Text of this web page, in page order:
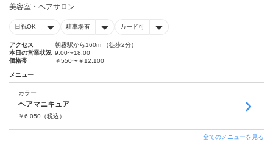
美容室・ヘアサロン
日祝OK 駐車場有 カード可
アクセス
朝霧駅から160m （徒歩2分）
本日の営業状況 9:00〜18:00
価格帯
￥550〜￥12,100
メニュー
カラー
ヘアマニキュア
￥6,050 （税込）
全てのメニューを見る